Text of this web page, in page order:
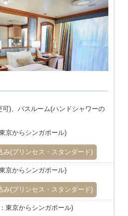
)、バスルーム(ハンドシャワーの
京からシンガポール)
み(プリンセス・スタンダード)
京からシンガポール)
み(プリンセス・スタンダード)
東京からシンガポール)